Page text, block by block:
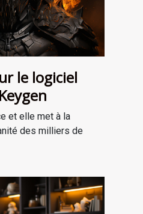
le logiciel
et elle met à la
des milliers de